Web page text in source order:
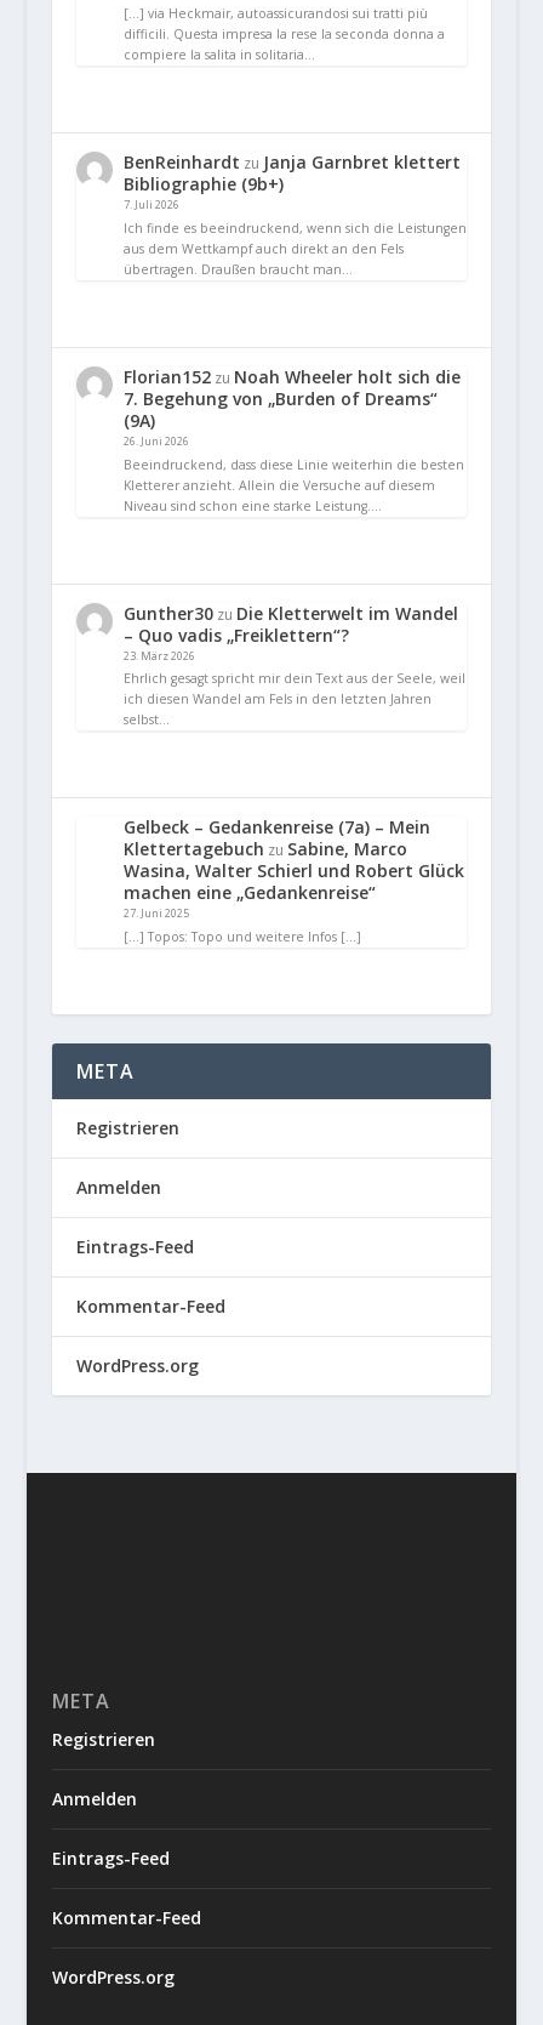
[…] via Heckmair, autoassicurandosi sui tratti più
difficili. Questa impresa la rese la seconda donna a
compiere la salita in solitaria…
BenReinhardt zu Janja Garnbret klettert
Bibliographie (9b+)
7. Juli 2026
Ich finde es beeindruckend, wenn sich die Leistungen
aus dem Wettkampf auch direkt an den Fels
übertragen. Draußen braucht man…
Florian152zu Noah Wheeler holt sich die
7. Begehung von „Burden of Dreams“
(9A)
26. Juni 2026
Beeindruckend, dass diese Linie weiterhin die besten
Kletterer anzieht. Allein die Versuche auf diesem
Niveau sind schon eine starke Leistung.…
Gunther30zu Die Kletterwelt im Wandel
– Quo vadis „Freiklettern“?
23. März 2026
Ehrlich gesagt spricht mir dein Text aus der Seele, weil
ich diesen Wandel am Fels in den letzten Jahren
selbst…
Gelbeck – Gedankenreise (7a) – Mein
Klettertagebuch zu Sabine, Marco
Wasina, Walter Schierl und Robert Glück
machen eine „Gedankenreise“
27. Juni 2025
[…] Topos: Topo und weitere Infos […]
META
Registrieren
Anmelden
Eintrags-Feed
Kommentar-Feed
WordPress.org
META
Registrieren
Anmelden
Eintrags-Feed
Kommentar-Feed
WordPress.org